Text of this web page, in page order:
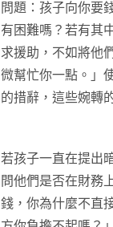
問題：孩子向你要
有困難嗎？若有其
求援助，不如將他
微幫忙你一點。」
的措辭，這些婉轉
若孩子一直在提出
問他們是否在財務
錢，你為什麼不直